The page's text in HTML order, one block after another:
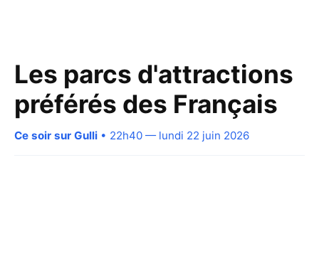
Les parcs d'attractions
préférés des Français
Ce soir sur Gulli • 22h40 — lundi 22 juin 2026